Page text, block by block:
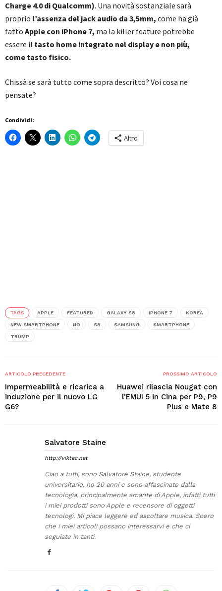
Charge 4.0 di Qualcomm). Una novità sostanziale sarà
proprio l’assenza del jack audio da 3,5mm, come ha già
fatto Apple con iPhone 7, ma la killer feature potrebbe
essere il tasto home integrato nel display e non più,
come tasto fisico.
Chissà se sarà tutto come sopra descritto? Voi cosa ne
pensate?
Condividi:
Altro
TAGS APPLE FEATURED GALAXY S8 IPHONE 7 KOREA
NEW SMARTPHONE NO S8 SAMSUNG SMARTPHONE
TRUMP
ARTICOLO PRECEDENTE
Impermeabilità e ricarica a
induzione per il nuovo LG
G6?
PROSSIMO ARTICOLO
Huawei rilascia Nougat con
l’EMUI 5 in Cina per P9, P9
Plus e Mate 8
Salvatore Staine
http://viktec.net
Ciao a tutti, sono Salvatore Staine, studente
universitario, ho 20 anni e sono affascinato dalla
tecnologia, principalmente amante di Apple, infatti tutti
i miei prodotti sono Apple e recensore di oggetti
tecnologi. Mi piace leggere ed ascoltare musica. Spero
che i miei articoli possano interessarvi e che ci
seguiate in tanti.